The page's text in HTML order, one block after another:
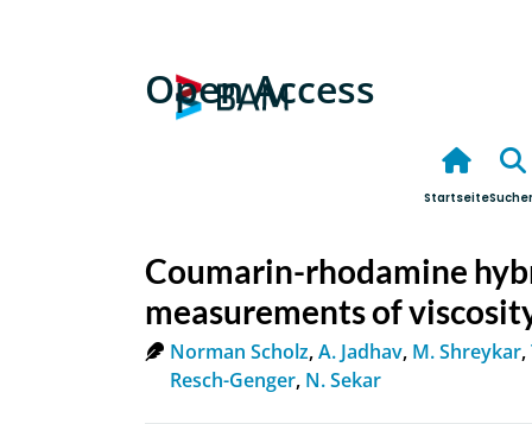
Open Access
Startseite
Coumarin-rhodamine
measurements of
Norman Scholz,A. Jadhav, M. Shreykar,
Resch-Genger, N. Sekar